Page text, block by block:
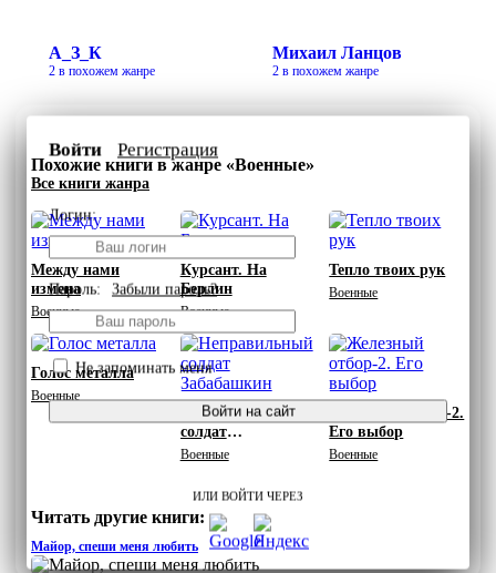
А_З_К
2 в похожем жанре
Михаил Ланцов
2 в похожем жанре
Похожие книги в жанре «Военные»
Все книги жанра
Между нами
измена
Военные
Курсант. На
Берлин
Военные
Тепло твоих рук
Военные
Голос металла
Военные
Неправильный
солдат
Забабашкин
Военные
Железный отбор-2.
Его выбор
Военные
Читать другие книги:
Майор, спеши меня любить
Войти Регистрация
Логин:
Пароль: Забыли пароль?
Не запоминать меня
Войти на сайт
ИЛИ ВОЙТИ ЧЕРЕЗ